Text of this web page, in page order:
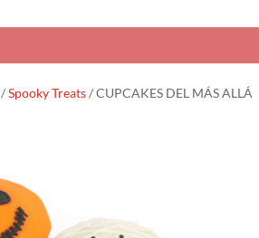
/Spooky Treats/ CUPCAKES DEL MÁS ALLÁ